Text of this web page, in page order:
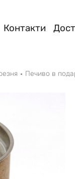
Контакти
Печиво в